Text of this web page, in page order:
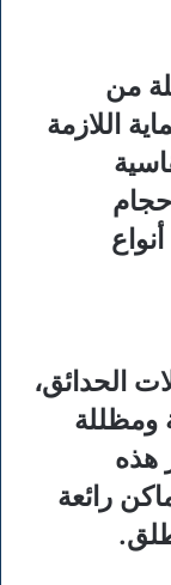
من
اللازمة
الحدائق،
ومظللة
هذه
رائعة